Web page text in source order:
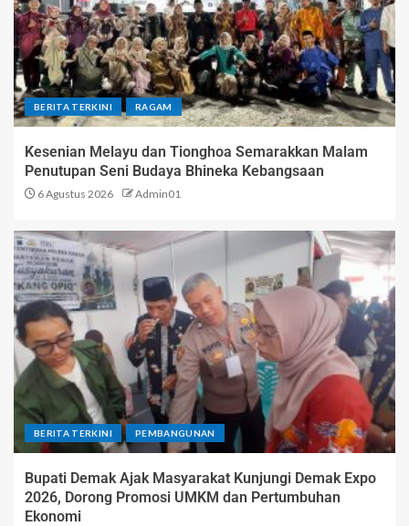
BERITA TERKINI RAGAM
Kesenian Melayu dan Tionghoa Semarakkan Malam
Penutupan Seni Budaya Bhineka Kebangsaan
6 Agustus 2026 Admin01
BERITA TERKINI PEMBANGUNAN
Bupati Demak Ajak Masyarakat Kunjungi Demak Expo
2026, Dorong Promosi UMKM dan Pertumbuhan
Ekonomi